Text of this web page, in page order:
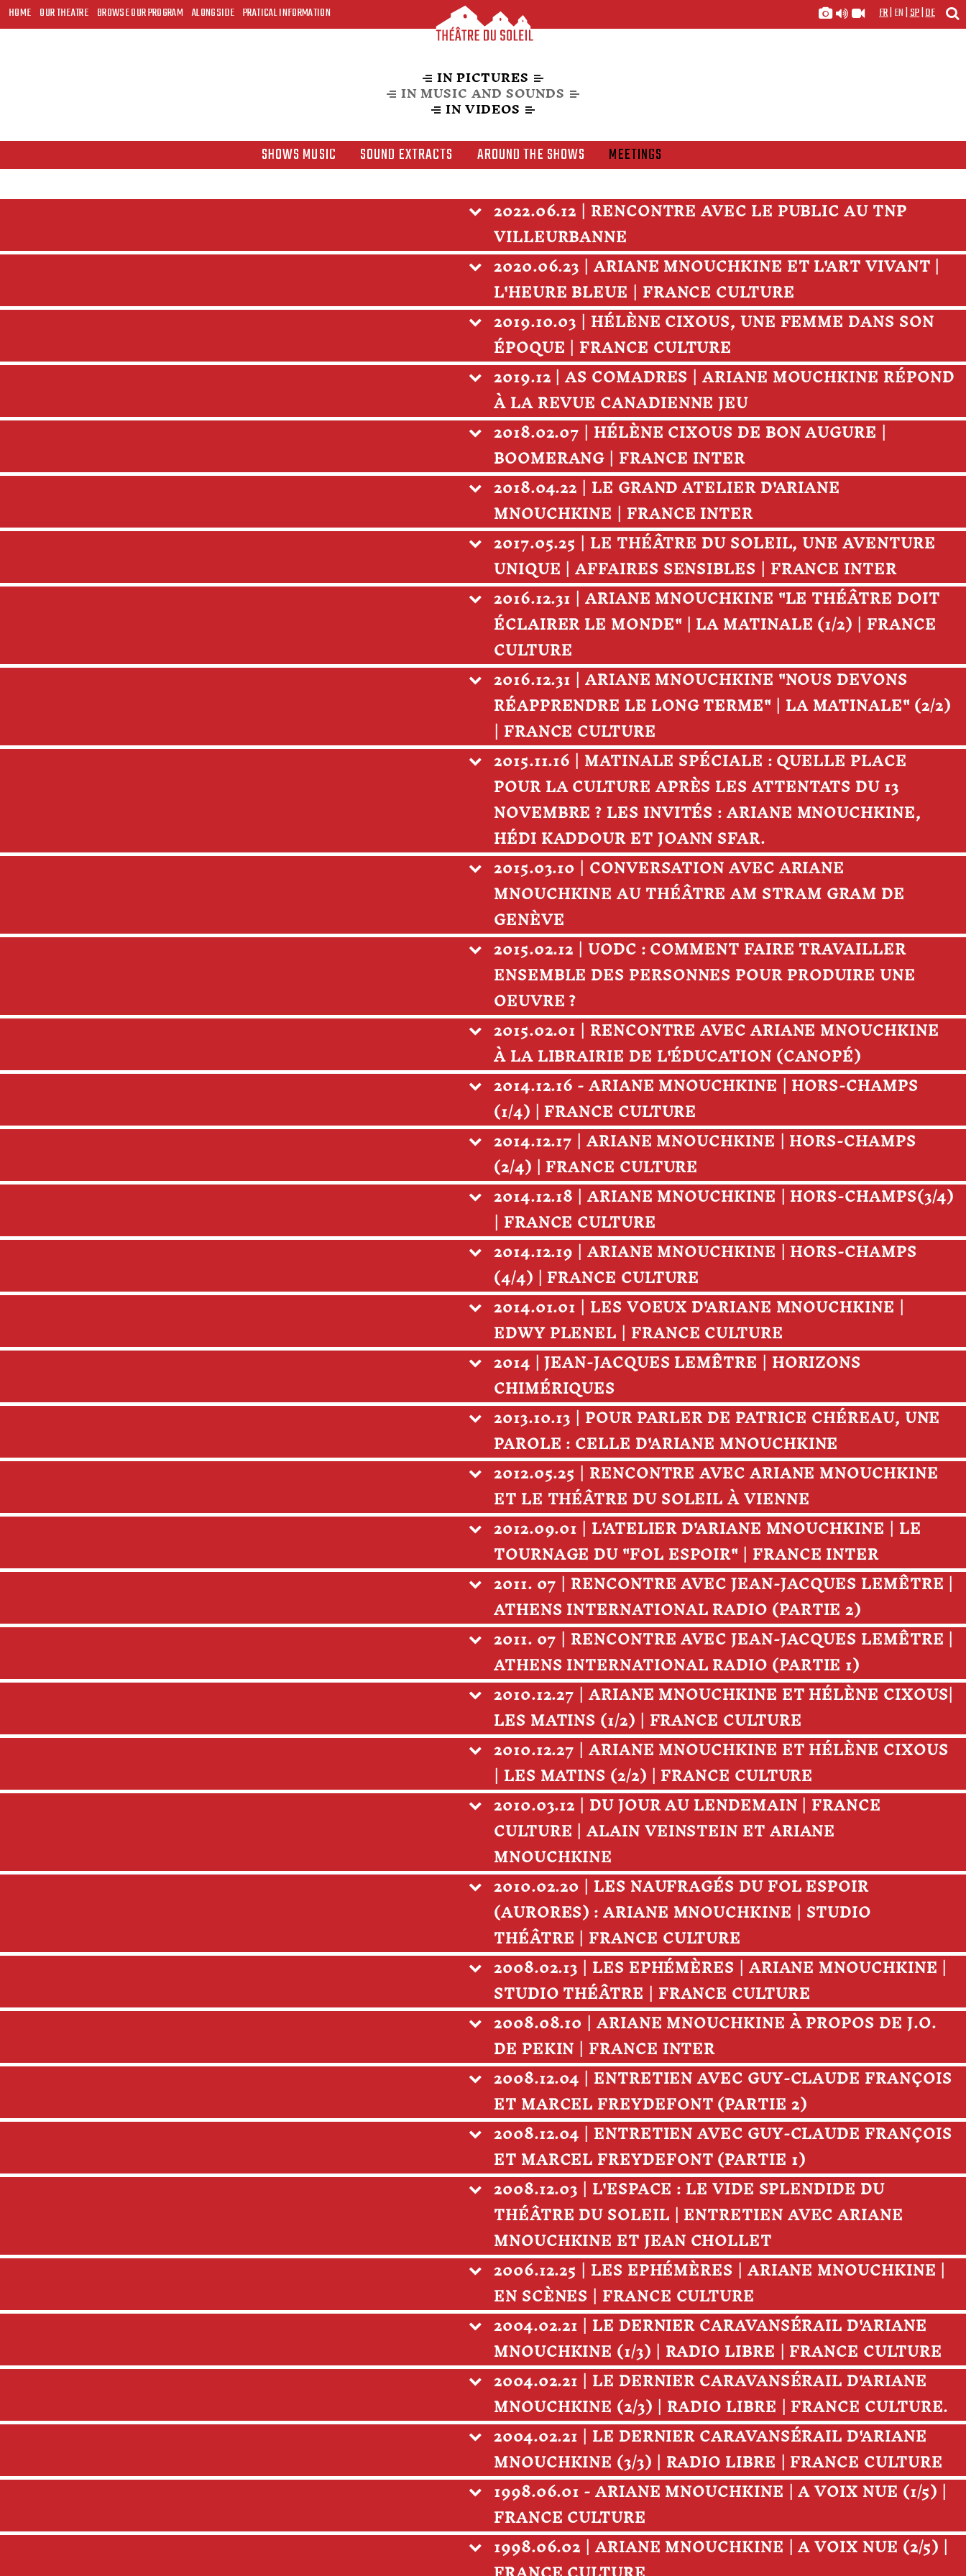
HOME OUR THEATRE BROWSE OUR PROGRAM ALONGSIDE PRATICAL INFORMATION FR|EN|SP|DE
IN PICTURES
IN MUSIC AND SOUNDS
IN VIDEOS
SHOWS MUSIC SOUND EXTRACTS AROUND THE SHOWS MEETINGS
2022.06.12 | RENCONTRE AVEC LE PUBLIC AU TNP
VILLEURBANNE
2020.06.23 | ARIANE MNOUCHKINE ET L'ART VIVANT |
L'HEURE BLEUE | FRANCE CULTURE
2019.10.03 | HÉLÈNE CIXOUS, UNE FEMME DANS SON
ÉPOQUE | FRANCE CULTURE
2019.12 | AS COMADRES | ARIANE MOUCHKINE RÉPOND
À LA REVUE CANADIENNE JEU
2018.02.07 | HÉLÈNE CIXOUS DE BON AUGURE |
BOOMERANG | FRANCE INTER
2018.04.22 | LE GRAND ATELIER D'ARIANE
MNOUCHKINE | FRANCE INTER
2017.05.25 | LE THÉÂTRE DU SOLEIL, UNE AVENTURE
UNIQUE | AFFAIRES SENSIBLES | FRANCE INTER
2016.12.31 | ARIANE MNOUCHKINE "LE THÉÂTRE DOIT
ÉCLAIRER LE MONDE" | LA MATINALE (1/2) | FRANCE
CULTURE
2016.12.31 | ARIANE MNOUCHKINE "NOUS DEVONS
RÉAPPRENDRE LE LONG TERME" | LA MATINALE" (2/2)
| FRANCE CULTURE
2015.11.16 | MATINALE SPÉCIALE : QUELLE PLACE
POUR LA CULTURE APRÈS LES ATTENTATS DU 13
NOVEMBRE ? LES INVITÉS : ARIANE MNOUCHKINE,
HÉDI KADDOUR ET JOANN SFAR.
2015.03.10 | CONVERSATION AVEC ARIANE
MNOUCHKINE AU THÉÂTRE AM STRAM GRAM DE
GENÈVE
2015.02.12 | UODC : COMMENT FAIRE TRAVAILLER
ENSEMBLE DES PERSONNES POUR PRODUIRE UNE
OEUVRE ?
2015.02.01 | RENCONTRE AVEC ARIANE MNOUCHKINE
À LA LIBRAIRIE DE L'ÉDUCATION (CANOPÉ)
2014.12.16 - ARIANE MNOUCHKINE | HORS-CHAMPS
(1/4) | FRANCE CULTURE
2014.12.17 | ARIANE MNOUCHKINE | HORS-CHAMPS
(2/4) | FRANCE CULTURE
2014.12.18 | ARIANE MNOUCHKINE | HORS-CHAMPS(3/4)
| FRANCE CULTURE
2014.12.19 | ARIANE MNOUCHKINE | HORS-CHAMPS
(4/4) | FRANCE CULTURE
2014.01.01 | LES VOEUX D'ARIANE MNOUCHKINE |
EDWY PLENEL | FRANCE CULTURE
2014 | JEAN-JACQUES LEMÊTRE | HORIZONS
CHIMÉRIQUES
2013.10.13 | POUR PARLER DE PATRICE CHÉREAU, UNE
PAROLE : CELLE D'ARIANE MNOUCHKINE
2012.05.25 | RENCONTRE AVEC ARIANE MNOUCHKINE
ET LE THÉÂTRE DU SOLEIL À VIENNE
2012.09.01 | L'ATELIER D'ARIANE MNOUCHKINE | LE
TOURNAGE DU "FOL ESPOIR" | FRANCE INTER
2011. 07 | RENCONTRE AVEC JEAN-JACQUES LEMÊTRE |
ATHENS INTERNATIONAL RADIO (PARTIE 2)
2011. 07 | RENCONTRE AVEC JEAN-JACQUES LEMÊTRE |
ATHENS INTERNATIONAL RADIO (PARTIE 1)
2010.12.27 | ARIANE MNOUCHKINE ET HÉLÈNE CIXOUS|
LES MATINS (1/2) | FRANCE CULTURE
2010.12.27 | ARIANE MNOUCHKINE ET HÉLÈNE CIXOUS
| LES MATINS (2/2) | FRANCE CULTURE
2010.03.12 | DU JOUR AU LENDEMAIN | FRANCE
CULTURE | ALAIN VEINSTEIN ET ARIANE
MNOUCHKINE
2010.02.20 | LES NAUFRAGÉS DU FOL ESPOIR
(AURORES) : ARIANE MNOUCHKINE | STUDIO
THÉÂTRE | FRANCE CULTURE
2008.02.13 | LES EPHÉMÈRES | ARIANE MNOUCHKINE |
STUDIO THÉÂTRE | FRANCE CULTURE
2008.08.10 | ARIANE MNOUCHKINE À PROPOS DE J.O.
DE PEKIN | FRANCE INTER
2008.12.04 | ENTRETIEN AVEC GUY-CLAUDE FRANÇOIS
ET MARCEL FREYDEFONT (PARTIE 2)
2008.12.04 | ENTRETIEN AVEC GUY-CLAUDE FRANÇOIS
ET MARCEL FREYDEFONT (PARTIE 1)
2008.12.03 | L'ESPACE : LE VIDE SPLENDIDE DU
THÉÂTRE DU SOLEIL | ENTRETIEN AVEC ARIANE
MNOUCHKINE ET JEAN CHOLLET
2006.12.25 | LES EPHÉMÈRES | ARIANE MNOUCHKINE |
EN SCÈNES | FRANCE CULTURE
2004.02.21 | LE DERNIER CARAVANSÉRAIL D'ARIANE
MNOUCHKINE (1/3) | RADIO LIBRE | FRANCE CULTURE
2004.02.21 | LE DERNIER CARAVANSÉRAIL D'ARIANE
MNOUCHKINE (2/3) | RADIO LIBRE | FRANCE CULTURE.
2004.02.21 | LE DERNIER CARAVANSÉRAIL D'ARIANE
MNOUCHKINE (3/3) | RADIO LIBRE | FRANCE CULTURE
1998.06.01 - ARIANE MNOUCHKINE | A VOIX NUE (1/5) |
FRANCE CULTURE
1998.06.02 | ARIANE MNOUCHKINE | A VOIX NUE (2/5) |